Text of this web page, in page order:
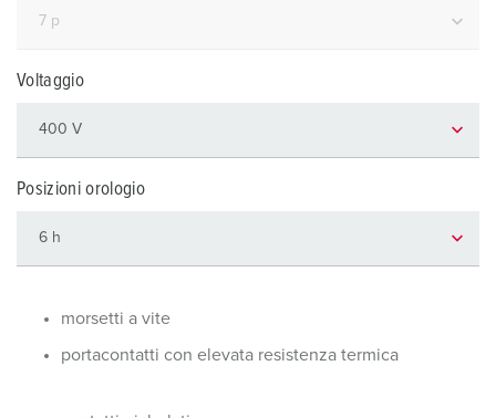
Voltaggio
Posizioni orologio
morsetti a vite
portacontatti con elevata resistenza termica